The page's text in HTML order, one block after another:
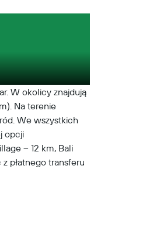
W okolicy znajdują
Na terenie
We wszystkich
opcji
– 12 km, Bali
płatnego transferu